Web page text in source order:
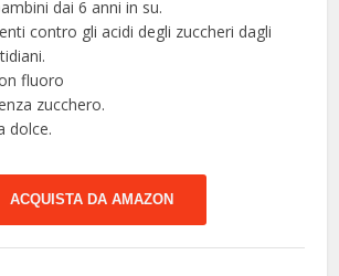
dai 6 anni in su.
contro gli acidi degli zuccheri dagli
fluoro
zucchero.
dolce.
ACQUISTA DA AMAZON